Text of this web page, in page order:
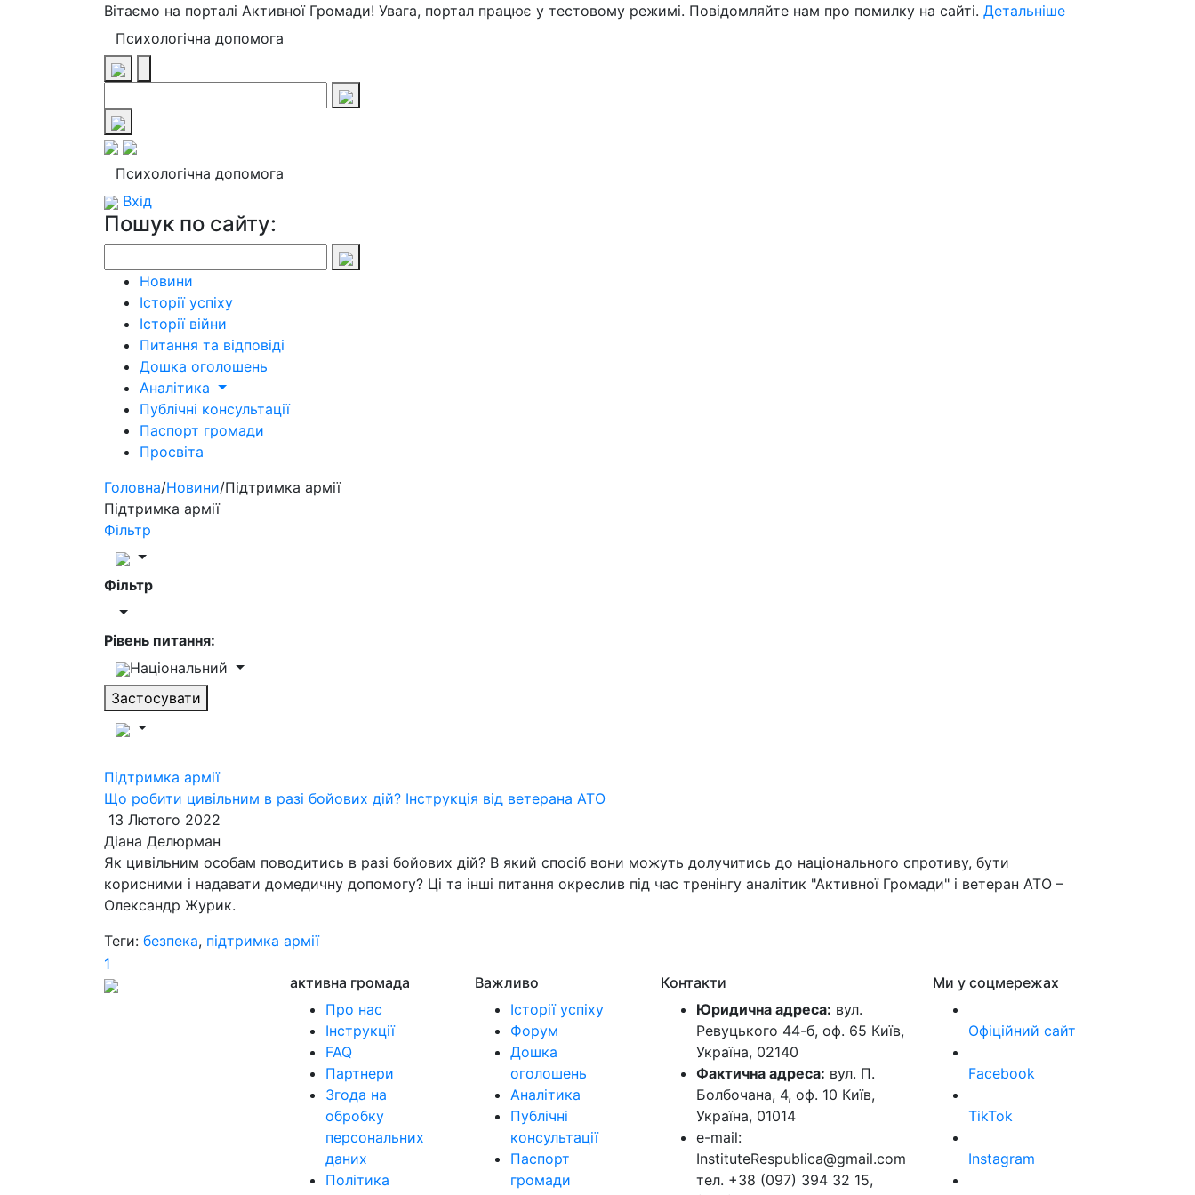
Вітаємо на порталі Активної Громади! Увага, портал працює у тестовому режимі. Повідомляйте нам про помилку на сайті. Детальніше
Психологічна допомога
Психологічна допомога
Вхід
Пошук по сайту:
Новини
Історії успіху
Історії війни
Питання та відповіді
Дошка оголошень
Аналітика
Публічні консультації
Паспорт громади
Просвіта
Головна/Новини/Підтримка армії
Підтримка армії
Фільтр
Фільтр
Рівень питання:
Національний
Застосувати
Підтримка армії
Що робити цивільним в разі бойових дій? Інструкція від ветерана АТО
13 Лютого 2022
Діана Делюрман
Як цивільним особам поводитись в разі бойових дій? В який спосіб вони можуть долучитись до національного спротиву, бути
корисними і надавати домедичну допомогу? Ці та інші питання окреслив під час тренінгу аналітик "Активної Громади" і ветеран АТО –
Олександр Журик.
Теги: безпека, підтримка армії
1
активна громада
Про нас
Інструкції
FAQ
Партнери
Згода на
обробку
персональних
даних
Політика
Важливо
Історії успіху
Форум
Дошка
оголошень
Аналітика
Публічні
консультації
Паспорт
громади
Контакти
Юридична адреса: вул.
Ревуцького 44-б, оф. 65 Київ,
Україна, 02140
Фактична адреса: вул. П.
Болбочана, 4, оф. 10 Київ,
Україна, 01014
e-mail:
InstituteRespublica@gmail.com
тел. +38 (097) 394 32 15,
Ми у соцмережах
Офіційний сайт
Facebook
TikTok
Instagram